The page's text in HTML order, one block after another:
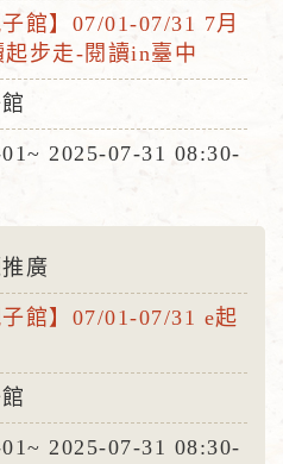
子館】07/01-07/31 7月
步走-閱讀in臺中
2025-07-31 08:30-
廣
子館】07/01-07/31 e起
2025-07-31 08:30-